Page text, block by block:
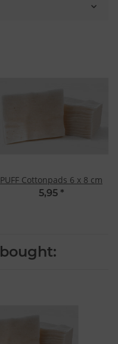
PUFF Cottonpads 6 x 8 cm
5,95 *